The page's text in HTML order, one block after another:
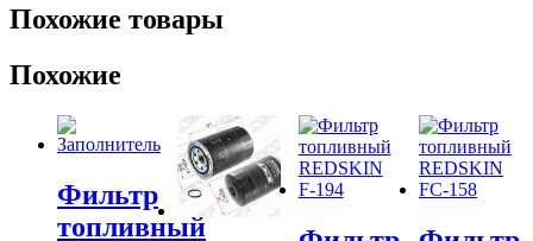
Похожие товары
Похожие
Фильтр
топливный